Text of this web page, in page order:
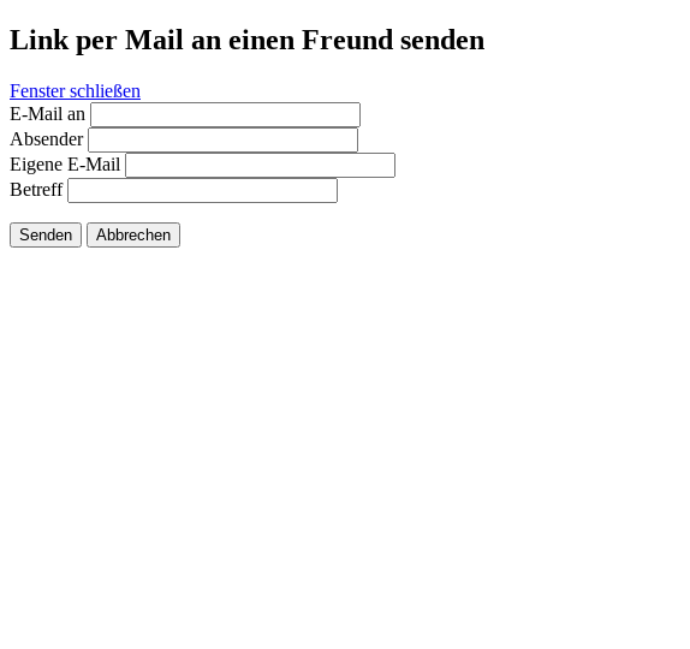
Link per Mail an einen Freund senden
Fenster schließen
E-Mail an
Absender
Eigene E-Mail
Betreff
Senden Abbrechen